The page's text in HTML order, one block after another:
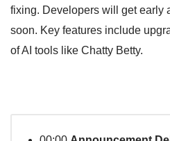
fixing. Developers will get early
soon. Key features include
of AI tools like Chatty Betty.